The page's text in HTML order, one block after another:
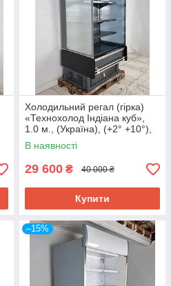
Холодильний регал (гірка)
«Технохолод Індіана куб»,
1.0 м., (Україна), (+2° +10°),
Б/у
В наявності
29 600 ₴ 40 000 ₴
Купити
–15%